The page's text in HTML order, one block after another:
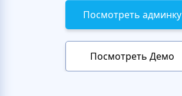
Посмотреть админку
Посмотреть Демо